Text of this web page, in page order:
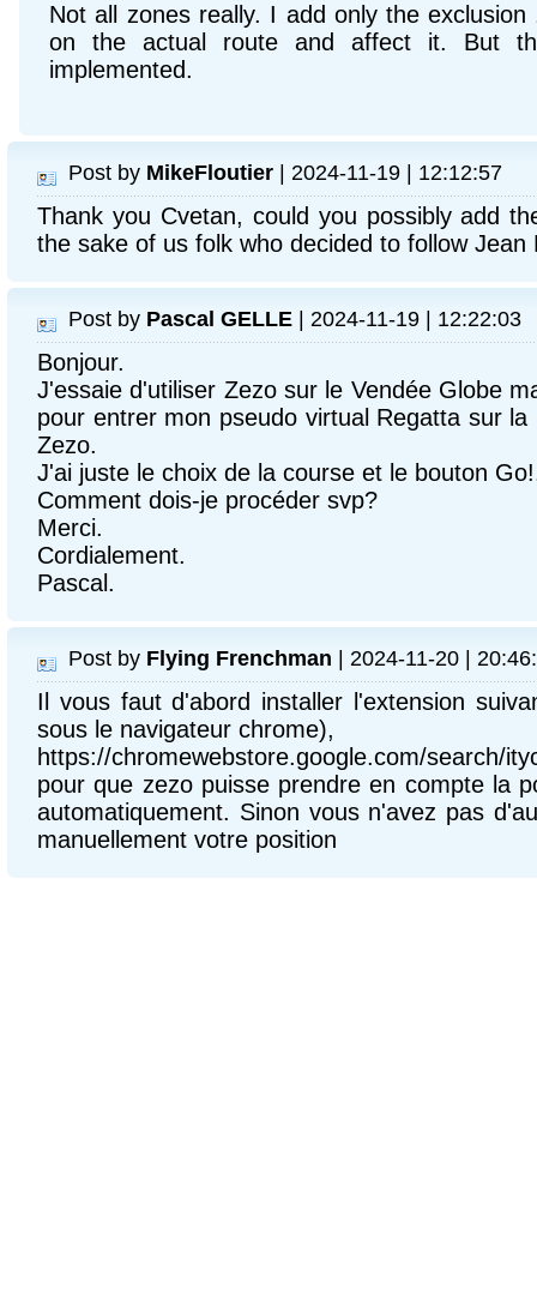
Not all zones really. I add only the
on the actual route and affect it. But
implemented.
Post by MikeFloutier | 2024-11-19 | 12:12:57
Thank you Cvetan, could you possibly add
the sake of us folk who decided to follow Jean
Post by Pascal GELLE | 2024-11-19 | 12:22:03
Bonjour.
J'essaie d'utiliser Zezo sur le Vendée Globe
pour entrer mon pseudo virtual Regatta sur
Zezo.
J'ai juste le choix de la course et le bouton
Comment dois-je procéder svp?
Merci.
Cordialement.
Pascal.
Post by Flying Frenchman | 2024-11-20 |
Il vous faut d'abord installer l'extension
sous le navigateur chrome),
https://chromewebstore.google.com/search/
pour que zezo puisse prendre en compte la
automatiquement. Sinon vous n'avez pas
manuellement votre position